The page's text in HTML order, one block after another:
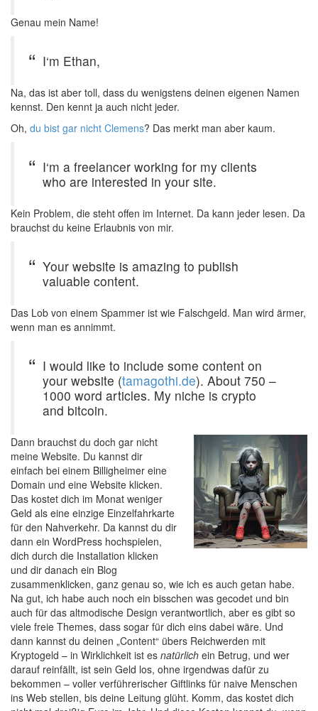
Genau mein Name!
I‘m Ethan,
Na, das ist aber toll, dass du wenigstens deinen eigenen Namen
kennst. Den kennt ja auch nicht jeder.
Oh, du bist gar nicht Clemens? Das merkt man aber kaum.
I‘m a freelancer working for my clients
who are interested in your site.
Kein Problem, die steht offen im Internet. Da kann jeder lesen. Da
brauchst du keine Erlaubnis von mir.
Your website is amazing to publish
valuable content.
Das Lob von einem Spammer ist wie Falschgeld. Man wird ärmer,
wenn man es annimmt.
I would like to include some content on
your website (tamagothi.de). About 750 –
1000 word articles. My niche is crypto
and bitcoin.
Dann brauchst du doch gar nicht
meine Website. Du kannst dir
einfach bei einem Billigheimer eine
Domain und eine Website klicken.
Das kostet dich im Monat weniger
Geld als eine einzige Einzelfahrkarte
für den Nahverkehr. Da kannst du dir
dann ein WordPress hochspielen,
dich durch die Installation klicken
und dir danach ein Blog
zusammenklicken, ganz genau so, wie ich es auch getan habe.
Na gut, ich habe auch noch ein bisschen was gecodet und bin
auch für das altmodische Design verantwortlich, aber es gibt so
viele freie Themes, dass sogar für dich eins dabei wäre. Und
dann kannst du deinen „Content“ übers Reichwerden mit
Kryptogeld – in Wirklichkeit ist es natürlich ein Betrug, und wer
darauf reinfällt, ist sein Geld los, ohne irgendwas dafür zu
bekommen – voller verführerischer Giftlinks für naive Menschen
ins Web stellen, bis deine Leitung glüht. Komm, das kostet dich